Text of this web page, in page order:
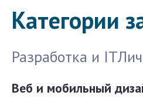
Категории
Разработка и IT
Веб и мобильный